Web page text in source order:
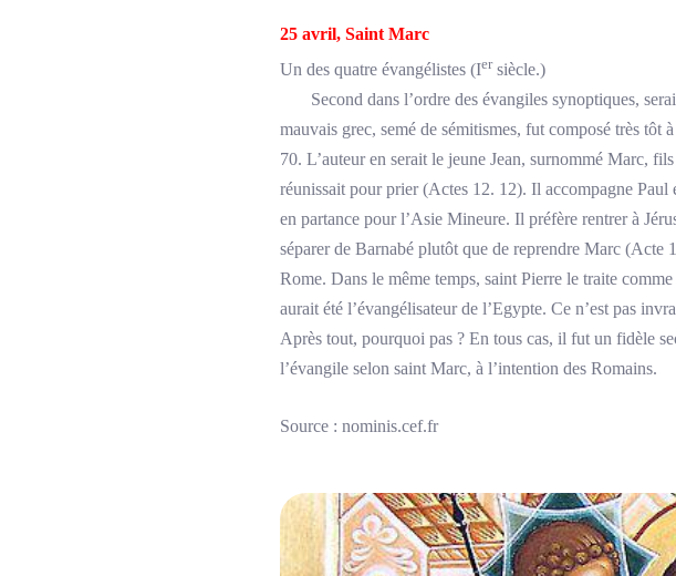
25 avril, Saint Marc
Un des quatre évangélistes (Iersiècle.)
Second dans l’ordre des évangiles synoptiques,
mauvais grec, semé de sémitismes, fut composé très tôt
70. L’auteur en serait le jeune Jean, surnommé Marc,
réunissait pour prier (Actes 12. 12). Il accompagne
en partance pour l’Asie Mineure. Il préfère rentrer à
séparer de Barnabé plutôt que de reprendre Marc
Rome. Dans le même temps, saint Pierre le traite
aurait été l’évangélisateur de l’Egypte. Ce n’est pas
Après tout, pourquoi pas ? En tous cas, il fut un fidèle
l’évangile selon saint Marc, à l’intention des Romains.
Source : nominis.cef.fr